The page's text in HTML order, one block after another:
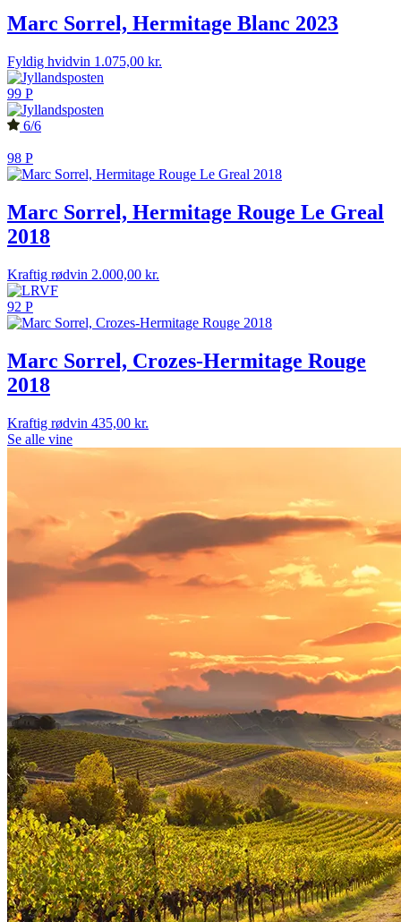
Marc Sorrel, Hermitage Blanc 2023
Fyldig hvidvin 1.075,00 kr.
99 P
6/6
98 P
Marc Sorrel, Hermitage Rouge Le Greal
2018
Kraftig rødvin 2.000,00 kr.
92 P
Marc Sorrel, Crozes-Hermitage Rouge
2018
Kraftig rødvin 435,00 kr.
Se alle vine